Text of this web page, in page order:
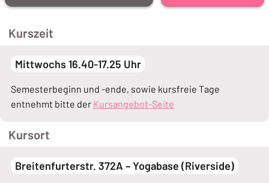
Kurszeit
Mittwochs 16.40-17.25 Uhr
Semesterbeginn und -ende, sowie kursfreie Tage
entnehmt bitte der Kursangebot-Seite
Kursort
Breitenfurterstr. 372A – Yogabase (Riverside)